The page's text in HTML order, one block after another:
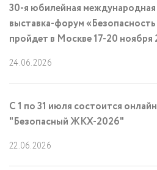
30-я юбилейная международная
выставка-форум
пройдет в Москве 17-20 ноября
24.06.2026
С 1 по 31 июля состоится
"Безопасный ЖКХ-2026"
22.06.2026